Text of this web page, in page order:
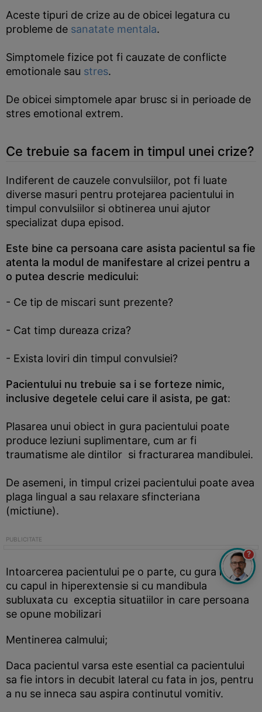
Aceste tipuri de crize au de obicei legatura cu
probleme de sanatate mentala.
Simptomele fizice pot fi cauzate de conflicte
emotionale sau stres.
De obicei simptomele apar brusc si in perioade de
stres emotional extrem.
Ce trebuie sa facem in timpul unei crize?
Indiferent de cauzele convulsiilor, pot fi luate
diverse masuri pentru protejarea pacientului in
timpul convulsiilor si obtinerea unui ajutor
specializat dupa episod.
Este bine ca persoana care asista pacientul sa fie
atenta la modul de manifestare al crizei pentru a
o putea descrie medicului:
- Ce tip de miscari sunt prezente?
- Cat timp dureaza criza?
- Exista loviri din timpul convulsiei?
Pacientului nu trebuie sa i se forteze nimic,
inclusive degetele celui care il asista, pe gat:
Plasarea unui obiect in gura pacientului poate
produce leziuni suplimentare, cum ar fi
traumatisme ale dintilor si fracturarea mandibulei.
De asemeni, in timpul crizei pacientului poate avea
plaga lingual a sau relaxare sfincteriana
(mictiune).
Intoarcerea pacientului pe o parte, cu gura in jos,
cu capul in hiperextensie si cu mandibula
subluxata cu exceptia situatiilor in care persoana
se opune mobilizari
Mentinerea calmului;
Daca pacientul varsa este esential ca pacientului
sa fie intors in decubit lateral cu fata in jos, pentru
a nu se inneca sau aspira continutul vomitiv.
?